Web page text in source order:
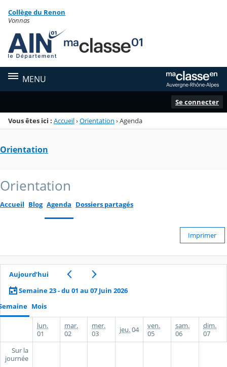
Menu de la rubrique
Contenu
Collège du Renon
Vonnas
MENU
Se connecter
Vous êtes ici : Accueil›Orientation ›Agenda
Orientation
Orientation
Accueil Blog Agenda Dossiers partagés
Imprimer
Aujourd’hui
Semaine 23 - du 01 au 07 Juin 2026
Mois
lun.
01
mar.
02
mer.
03
jeu.04
ven.
05
sam.
06
dim.
07
Sur la
journée